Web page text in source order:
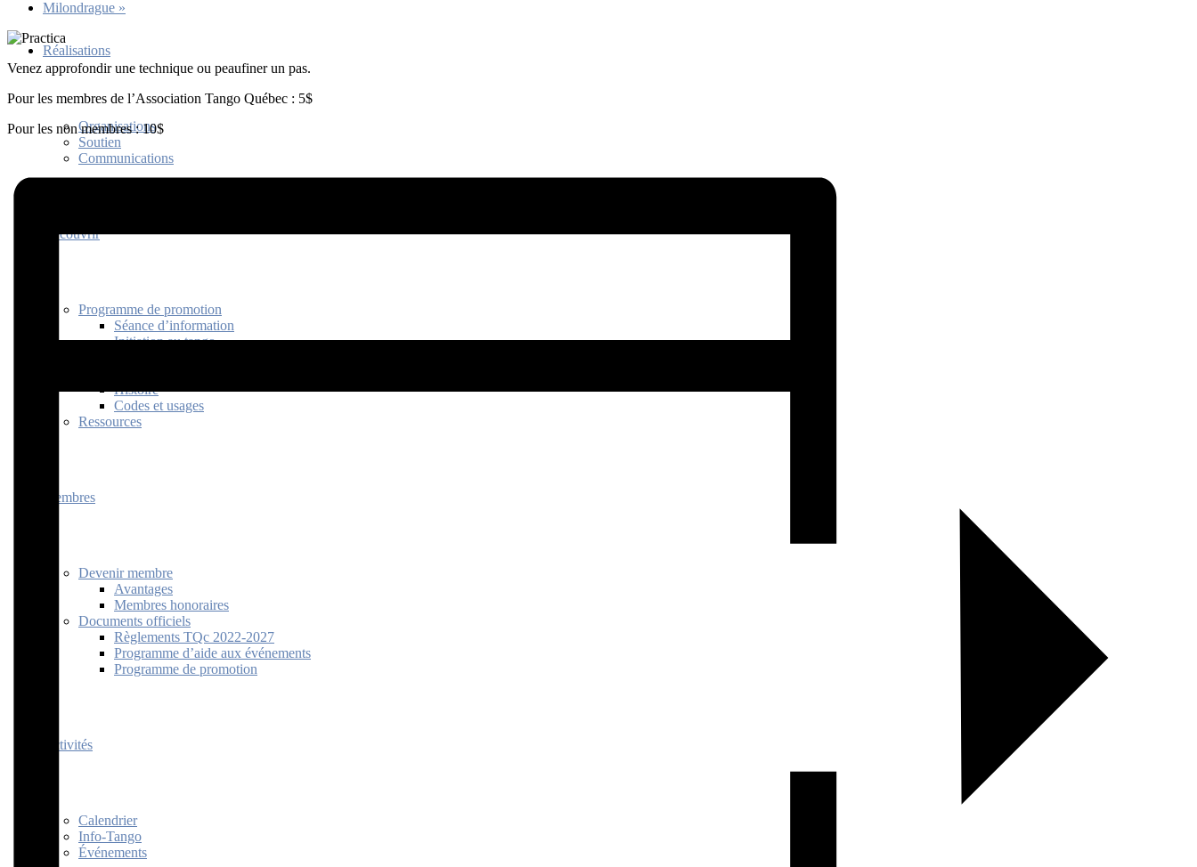
Réalisations
Organisations
Soutien
Communications
Découvrir
Programme de promotion
Séance d’information
Initiation au tango
Histoire
Codes et usages
Ressources
Membres
Devenir membre
Avantages
Membres honoraires
Documents officiels
Règlements TQc 2022-2027
Programme d’aide aux événements
Programme de promotion
Activités
Calendrier
Info-Tango
Événements
Milondrague »
Venez approfondir une technique ou peaufiner un pas.
Pour les membres de l’Association Tango Québec : 5$
Pour les non membres : 10$